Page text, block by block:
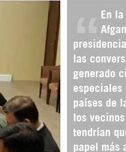
En
las
generado
especiales
países de
los
tendrían
papel más